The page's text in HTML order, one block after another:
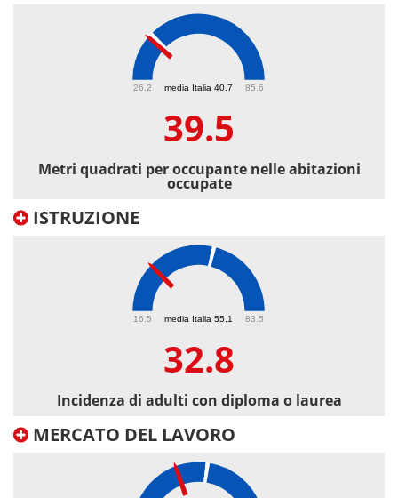
media Italia 40.7
26.2 85.6
39.5
Metri quadrati per occupante nelle abitazioni
occupate
ISTRUZIONE
media Italia 55.1
16.5 83.5
32.8
Incidenza di adulti con diploma o laurea
MERCATO DEL LAVORO